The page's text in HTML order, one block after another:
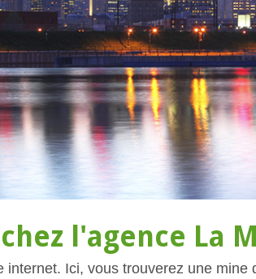
l'agence La
internet. Ici, vous trouverez une mine